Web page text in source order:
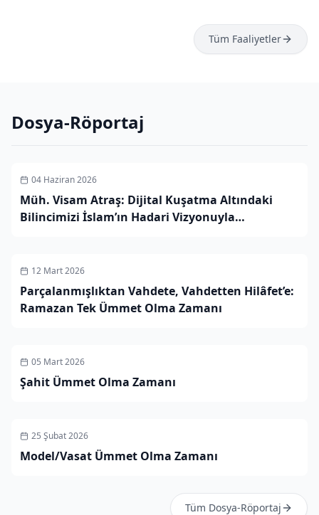
Tüm Faaliyetler
Dosya-Röportaj
04 Haziran 2026
Müh. Visam Atraş: Dijital Kuşatma Altındaki
Bilincimizi İslam’ın Hadari Vizyonuyla
12 Mart 2026
Parçalanmışlıktan Vahdete, Vahdetten Hilâfet’e:
Ramazan Tek Ümmet Olma Zamanı
05 Mart 2026
Şahit Ümmet Olma Zamanı
25 Şubat 2026
Model/Vasat Ümmet Olma Zamanı
Tüm Dosya-Röportaj